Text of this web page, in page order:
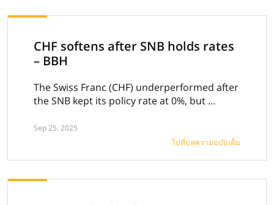
CHF softens after SNB holds rates
– BBH
The Swiss Franc (CHF) underperformed after
the SNB kept its policy rate at 0%, but ...
Sep 25, 2025
ไปที่บทความฉบับเต็ม